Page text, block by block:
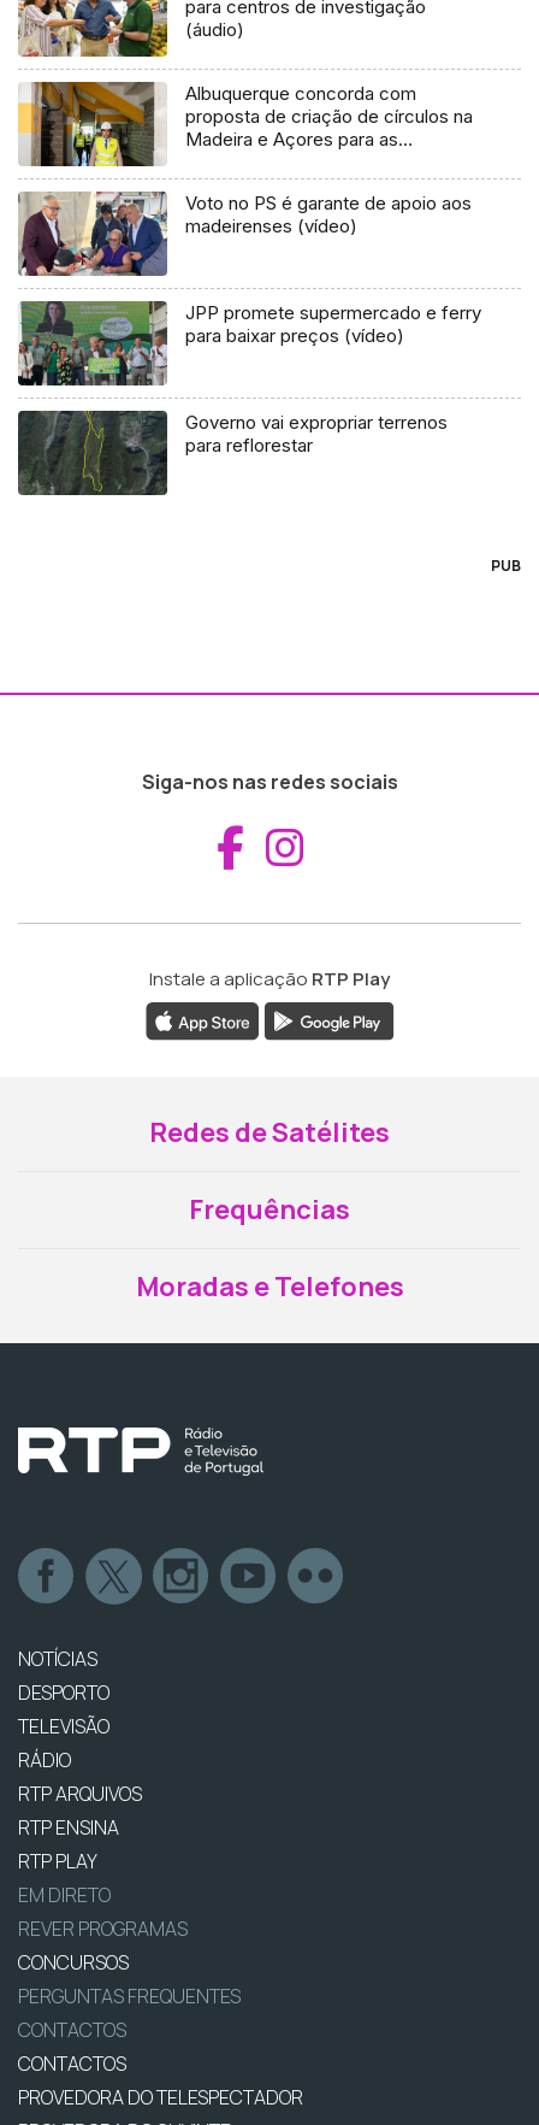
para centros de investigação
(áudio)
Albuquerque concorda com
proposta de criação de círculos na
Madeira e Açores para as
Voto no PS é garante de apoio aos
madeirenses (vídeo)
JPP promete supermercado e ferry
para baixar preços (vídeo)
Governo vai expropriar terrenos
para reflorestar
PUB
Siga-nos nas redes sociais
Aceder ao
Instale a aplicação RTP Play
Redes de Satélites
Frequências
Moradas e Telefones
NOTÍCIAS
DESPORTO
TELEVISÃO
RÁDIO
RTP ARQUIVOS
RTP ENSINA
RTP PLAY
EM DIRETO
REVER PROGRAMAS
CONCURSOS
PERGUNTAS FREQUENTES
CONTACTOS
CONTACTOS
PROVEDORA DO TELESPECTADOR